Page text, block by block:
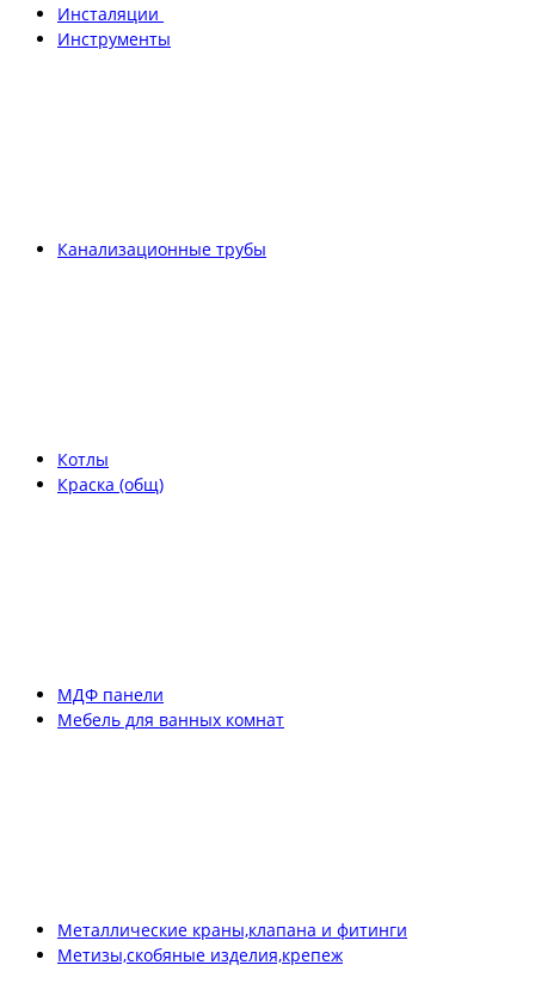
Инсталяции
Инструменты
Канализационные трубы
Котлы
Краска (общ)
МДФ панели
Мебель для ванных комнат
Металлические краны,клапана и фитинги
Метизы,скобяные изделия,крепеж